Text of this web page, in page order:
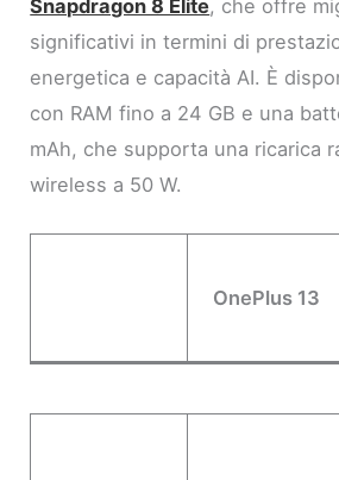
Snapdragon 8 Elite, che offre
significativi in termini di
energetica e capacità AI. È
con RAM fino a 24 GB e una
mAh, che supporta una ricarica
wireless a 50 W.
OnePlus 13